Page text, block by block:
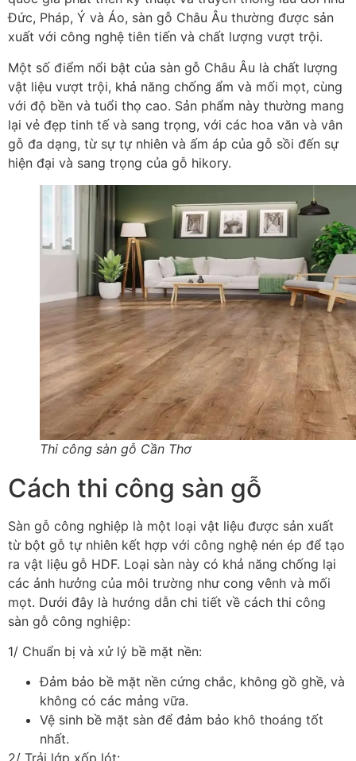
Đức, Pháp, Ý và Áo, sàn gỗ Châu Âu thường được sản
xuất với công nghệ tiên tiến và chất lượng vượt trội.
Một số điểm nổi bật của sàn gỗ Châu Âu là chất lượng
vật liệu vượt trội, khả năng chống ẩm và mối mọt, cùng
với độ bền và tuổi thọ cao. Sản phẩm này thường mang
lại vẻ đẹp tinh tế và sang trọng, với các hoa văn và vân
gỗ đa dạng, từ sự tự nhiên và ấm áp của gỗ sồi đến sự
hiện đại và sang trọng của gỗ hikory.
Thi công sàn gỗ Cần Thơ
Cách thi công sàn gỗ
Sàn gỗ công nghiệp là một loại vật liệu được sản xuất
từ bột gỗ tự nhiên kết hợp với công nghệ nén ép để tạo
ra vật liệu gỗ HDF. Loại sàn này có khả năng chống lại
các ảnh hưởng của môi trường như cong vênh và mối
mọt. Dưới đây là hướng dẫn chi tiết về cách thi công
sàn gỗ công nghiệp:
1/ Chuẩn bị và xử lý bề mặt nền:
Đảm bảo bề mặt nền cứng chắc, không gồ ghề, và
không có các mảng vữa.
Vệ sinh bề mặt sàn để đảm bảo khô thoáng tốt
nhất.